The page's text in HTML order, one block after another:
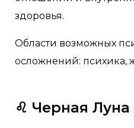
здоровья.
Области возможных
осложнений: психика,
♌️ Черная Луна